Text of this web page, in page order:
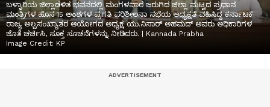
ಬಳ್ಳಾರಿಯ ಜಿಲ್ಲಾಡಳಿತ ಭವನದಲ್ಲಿ ಮಂಗಳವಾರ ಜರುಗಿದ ಜಿಲ್ಲಾ ಮಟ್ಟದ ಪ್ರಧಾನ
ಮಂತ್ರಿಗಳ ಹೊಸ 15 ಅಂಶಗಳ ಪ್ರಗತಿ ಪರಿಶೀಲನಾ ಸಭೆಯ ಅಧ್ಯಕ್ಷತೆ ವಹಿಸಿದ್ದ ಕರ್ನಾಟಕ
ರಾಜ್ಯ ಅಲ್ಪಸಂಖ್ಯಾತರ ಆಯೋಗದ ಅಧ್ಯಕ್ಷ ಯು.ನಿಸಾರ್ ಅಹಮದ್ ಅವರು ಅಧಿಕಾರಿಗಳ
ಜೊತೆ ಚರ್ಚಿಸಿ, ಸೂಕ್ತ ಸೂಚನೆಗಳನ್ನು ನೀಡಿದರು. | Kannada Prabha
Image Credit: KP